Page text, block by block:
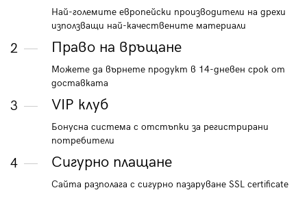
Най-големите европейски производители на дрехи
използващи най-качествените материали
2 Право на връщане
Можете да върнете продукт в 14-дневен срок от
доставката
3 VIP клуб
Бонусна система с отстъпки за регистрирани
потребители
4 Сигурно плащане
Сайта разполага с сигурно пазаруване SSL certificate